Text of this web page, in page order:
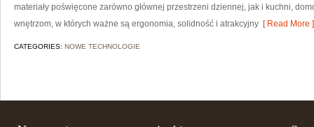
materiały poświęcone zarówno głównej przestrzeni dziennej, jak i kuchni,
wnętrzom, w których ważne są ergonomia, solidność i atrakcyjny [ Read More ]
CATEGORIES: NOWE TECHNOLOGIE